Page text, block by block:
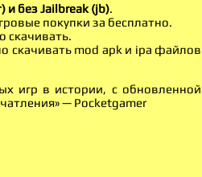
и без Jailbreak (jb).
покупки за бесплатно.
скачивать.
скачивать mod apk и ipa файлов
игр в истории, с обновленной
— Pocketgamer